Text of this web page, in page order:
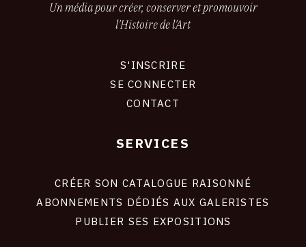
Un média pour créer, conserver et promouvoir
l'Histoire de l'Art
S'INSCRIRE
SE CONNECTER
CONTACT
SERVICES
CRÉER SON CATALOGUE RAISONNÉ
ABONNEMENTS DÉDIÉS AUX GALERISTES
PUBLIER SES EXPOSITIONS